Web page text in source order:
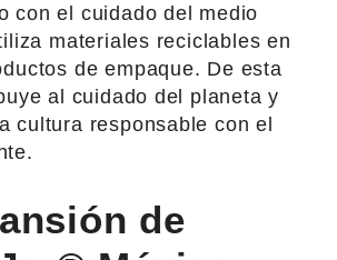
con el cuidado del medio
materiales reciclables en
de empaque. De esta
al cuidado del planeta y
cultura responsable con el
de